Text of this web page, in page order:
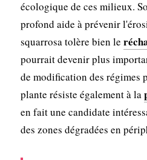
écologique de ces milieux.
profond aide à prévenir
squarrosa tolère bien le
pourrait devenir plus
de modification des régimes
plante résiste également à la
en fait une candidate
des zones dégradées en